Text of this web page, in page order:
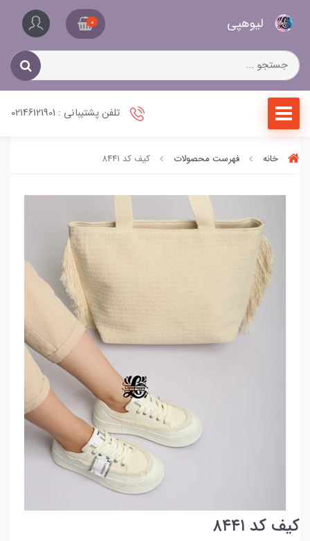
لیو‌هپی 0
تلفن پشتیبانی : 02146121901
خانه فهرست محصولات کیف کد ۸۴۴۱
کیف کد ۸۴۴۱